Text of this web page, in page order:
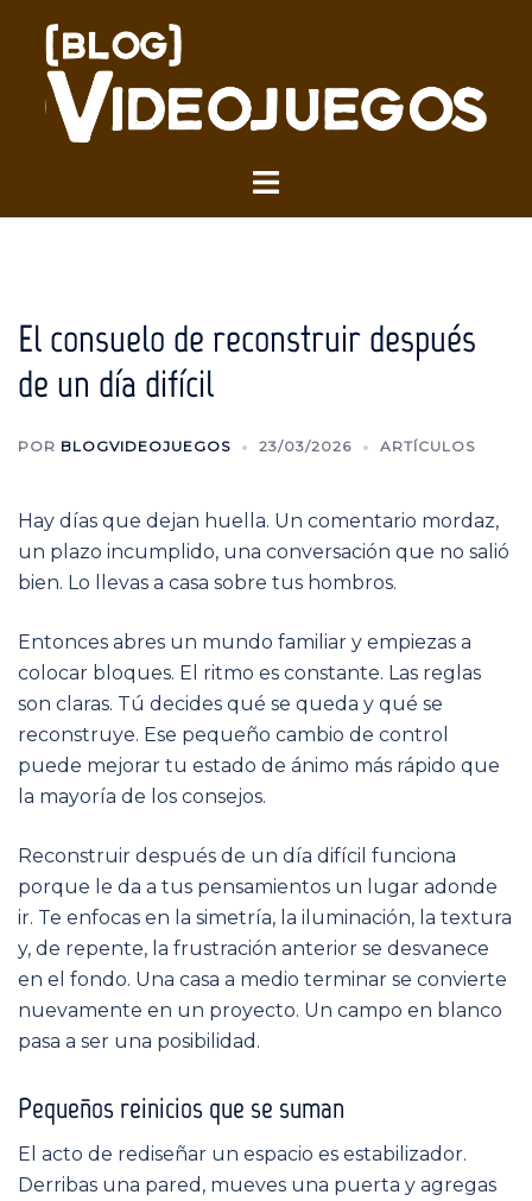
contenido
Alternar
El consuelo de reconstruir después
de un día difícil
POR BLOGVIDEOJUEGOS 23/03/2026 ARTÍCULOS
Hay días que dejan huella. Un comentario mordaz,
un plazo incumplido, una conversación que no salió
bien. Lo llevas a casa sobre tus hombros.
Entonces abres un mundo familiar y empiezas a
colocar bloques. El ritmo es constante. Las reglas
son claras. Tú decides qué se queda y qué se
reconstruye. Ese pequeño cambio de control
puede mejorar tu estado de ánimo más rápido que
la mayoría de los consejos.
Reconstruir después de un día difícil funciona
porque le da a tus pensamientos un lugar adonde
ir. Te enfocas en la simetría, la iluminación, la textura
y, de repente, la frustración anterior se desvanece
en el fondo. Una casa a medio terminar se convierte
nuevamente en un proyecto. Un campo en blanco
pasa a ser una posibilidad.
Pequeños reinicios que se suman
El acto de rediseñar un espacio es estabilizador.
Derribas una pared, mueves una puerta y agregas